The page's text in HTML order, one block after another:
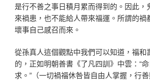
是行不善之事日積月累而得到的。因此，
來禍患，也不能給人帶來福運。所謂的禍
壞事自己感召而來。
從孫真人這個觀點中我們可以知道，福和
的，正如明朝善書《了凡四訓》中雲：“
求。”（一切禍福休咎皆自由人掌握，行